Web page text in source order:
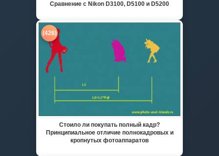
Сравнение с Nikon D3100, D5100 и D5200
(426)
Стоило ли покупать полный кадр?
Принципиальное отличие полнокадровых и
кропнутых фотоаппаратов